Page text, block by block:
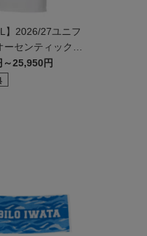
】2026/27ユニフ
ーセンティックモ
25,950円